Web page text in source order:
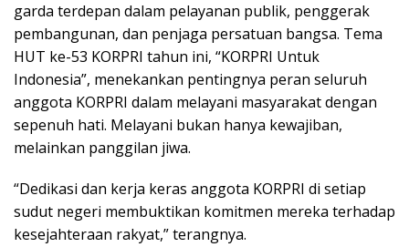
garda terdepan dalam pelayanan publik, penggerak
pembangunan, dan penjaga persatuan bangsa. Tema
HUT ke-53 KORPRI tahun ini, “KORPRI Untuk
Indonesia”, menekankan pentingnya peran seluruh
anggota KORPRI dalam melayani masyarakat dengan
sepenuh hati. Melayani bukan hanya kewajiban,
melainkan panggilan jiwa.
“Dedikasi dan kerja keras anggota KORPRI di setiap
sudut negeri membuktikan komitmen mereka terhadap
kesejahteraan rakyat,” terangnya.